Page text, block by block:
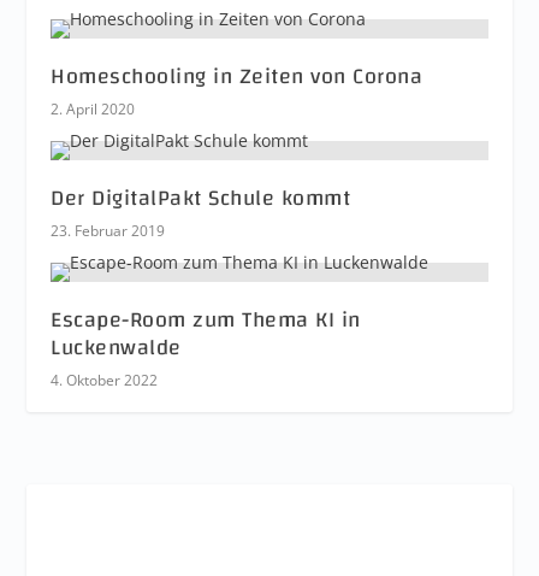
Homeschooling in Zeiten von Corona
2. April 2020
Der DigitalPakt Schule kommt
23. Februar 2019
Escape-Room zum Thema KI in
Luckenwalde
4. Oktober 2022